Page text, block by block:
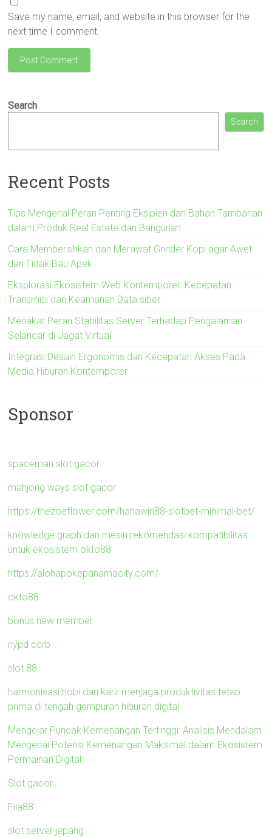
Save my name, email, and website in this browser for the
next time I comment.
Search
Search
Recent Posts
Tips Mengenal Peran Penting Eksipien dan Bahan Tambahan
dalam Produk Real Estate dan Bangunan
Cara Membersihkan dan Merawat Grinder Kopi agar Awet
dan Tidak Bau Apek
Eksplorasi Ekosistem Web Kontemporer: Kecepatan
Transmisi dan Keamanan Data siber
Menakar Peran Stabilitas Server Terhadap Pengalaman
Selancar di Jagat Virtual
Integrasi Desain Ergonomis dan Kecepatan Akses Pada
Media Hiburan Kontemporer
Sponsor
spaceman slot gacor
mahjong ways slot gacor
https://thezoeflower.com/hahawin88-slotbet-minimal-bet/
knowledge graph dan mesin rekomendasi kompatibilitas
untuk ekosistem okto88
https://alohapokepanamacity.com/
okto88
bonus new member
nypd ccrb
slot 88
harmonisasi hobi dan karir menjaga produktivitas tetap
prima di tengah gempuran hiburan digital
Mengejar Puncak Kemenangan Tertinggi: Analisis Mendalam
Mengenai Potensi Kemenangan Maksimal dalam Ekosistem
Permainan Digital
Slot gacor
Fila88
slot server jepang